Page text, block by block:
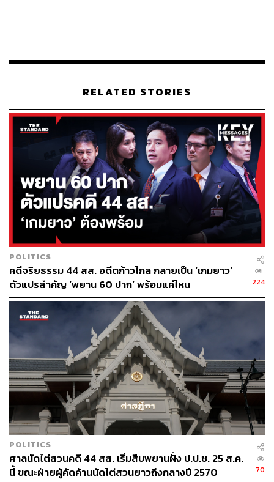
สิ่งที่ ส.ศิวรักษ์ เสนอในงานเสวนานั้นมีข้อเท็จจริงประการใด
ทำไมจึงขัดกับประวัติศาสตร์กระแสหลักที่คนไทยรับรู้ผ่าน
แบบเรียน ผมคิดว่าสิ่งที่ดีที่สุดคือการรู้ถึงข้อมูลประวัติศาสตร์
ยุทธหัตถีในเวอร์ชันต่างๆ ผมเองขออนุญาตแปลบทความบาง
ส่วนจากเรื่อง‘What Happened at Nong Sarai? Comparing
Indigenous and European Sources for Late 16th Century
Siam’ซึ่งตีพิมพ์ในJournal of Siam Society
ปี 2013 เขียน
โดย Barend J. Terwiel ที่ได้เสนอหลักฐานชั้นต้นเกี่ยวกับการ
ทำยุทธหัตถีไว้มากถึง 10 เวอร์ชัน
แต่ในที่นี้ผมขอสรุปสั้นๆ เพียงบางเวอร์ชัน โดยแบ่งได้เป็น 2
แบบ คือ
พระมหาอุปราชาตายด้วยอาวุธมีคม
พระมหาอุปราชาตายด้วยลูกปืน
พระมหาอุปราชาตายด้วยอาวุธมีคม
RELATED STORIES
POLITICS
คดีจริยธรรม 44 สส. อดีตก้าวไกล กลายเป็น ‘เกมยาว’
ตัวแปรสำคัญ ‘พยาน 60 ปาก’ พร้อมแค่ไหน
224
POLITICS
ศาลนัดไต่สวนคดี 44 สส. เริ่มสืบพยานฝั่ง ป.ป.ช. 25 ส.ค.
นี้ ขณะฝ่ายผู้คัดค้านนัดไต่สวนยาวถึงกลางปี 2570
70